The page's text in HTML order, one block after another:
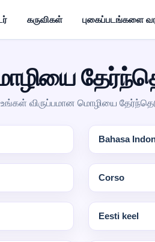
கருவிகள் புகைப்படங்களை
உங்கள் விருப்பமான மொழியை
Bahasa
Corso
Eesti keel